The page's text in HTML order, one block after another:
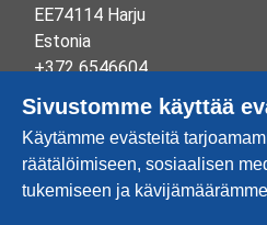
EE74114 Harju
Estonia
+372 6546604
info@johnberger.ee
Reg.nr 10265834
EE100332513
Sivustomme käyttää
Käytämme evästeitä
räätälöimiseen, sosiaalisen
tukemiseen ja